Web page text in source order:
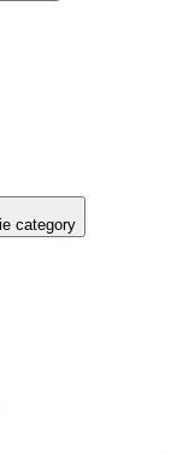
category